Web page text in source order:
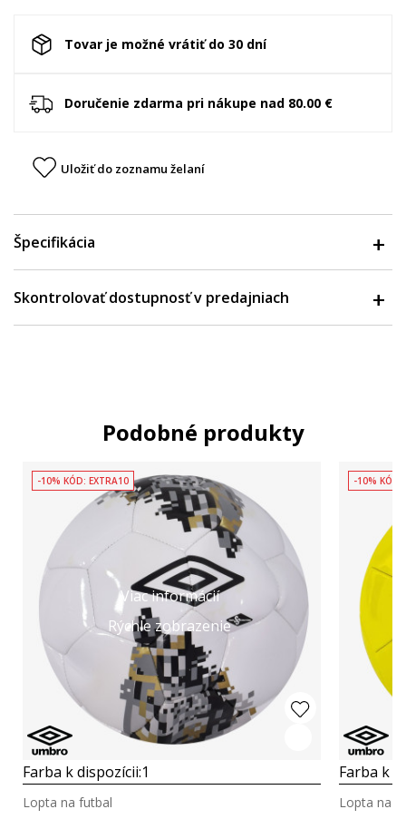
Tovar je možné vrátiť do 30 dní
Doručenie zdarma pri nákupe nad 80.00 €
Uložiť do zoznamu želaní
Špecifikácia
Skontrolovať dostupnosť v predajniach
Podobné produkty
Viac informácií
Rýchle zobrazenie
-10% KÓD: EXTRA10
Farba k dispozícii:1
Lopta na futbal
-10% KÓD:
Farba k
Lopta na